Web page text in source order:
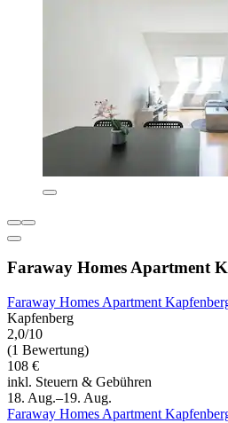
Faraway Homes Apartment
Faraway Homes Apartment
Kapfenberg
2,0/10
(1 Bewertung)
108 €
inkl. Steuern & Gebühren
18. Aug.–19. Aug.
Faraway Homes Apartment